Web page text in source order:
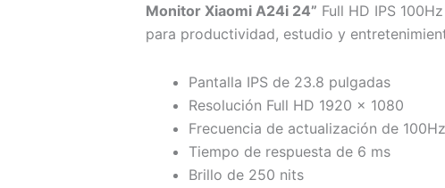
Monitor Xiaomi A24i 24” Full HD IPS
para productividad, estudio y
Pantalla IPS de 23.8 pulgadas
Resolución Full HD 1920 x 1080
Frecuencia de actualización de 100Hz
Tiempo de respuesta de 6 ms
Brillo de 250 nits